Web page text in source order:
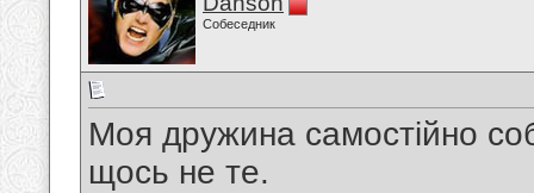
Собеседник
Моя дружина самостійно
щось не те.